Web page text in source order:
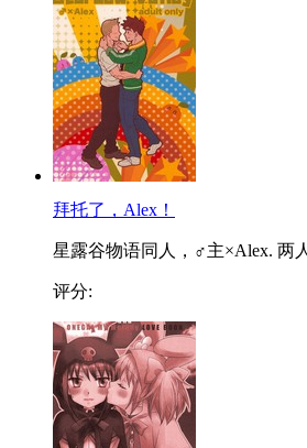
拜托了，Alex！
星露谷物语同人，♂主×Alex. 两
评分: